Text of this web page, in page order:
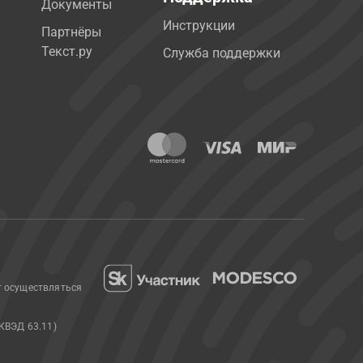
Документы
Партнёры
Текст.ру
Инструкции
Служба поддержки
63.11)